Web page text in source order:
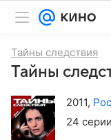
Тайны следствия
Тайны
2011,
24 серии